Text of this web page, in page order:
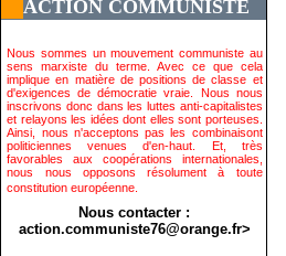
ACTION COMMUNISTE
Nous sommes un mouvement communiste au
sens marxiste du terme. Avec ce que cela
implique en matière de positions de classe et
d'exigences de démocratie vraie. Nous nous
inscrivons donc dans les luttes anti-capitalistes
et relayons les idées dont elles sont porteuses.
Ainsi, nous n'acceptons pas les combinaisont
politiciennes venues d'en-haut. Et, très
favorables aux coopérations internationales,
nous nous opposons résolument à toute
constitution européenne.
Nous contacter :
action.communiste76@orange.fr>